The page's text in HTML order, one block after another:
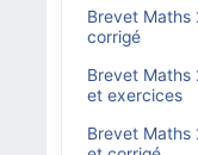
Brevet Maths
corrigé
Brevet Maths
et exercices
Brevet Maths